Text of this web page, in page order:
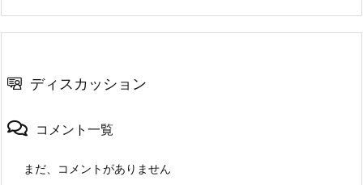
ディスカッション
コメント一覧
まだ、コメントがありません